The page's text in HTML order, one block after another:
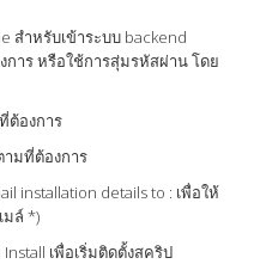
สำหรับเข้าระบบ backend
การ หรือใช้การสุ่มรหัสผ่าน โดย
ต้องการ
ามที่ต้องการ
installation details to : เพื่อให้
มล์ *)
เพื่อเริ่มติดตั้งสคริป